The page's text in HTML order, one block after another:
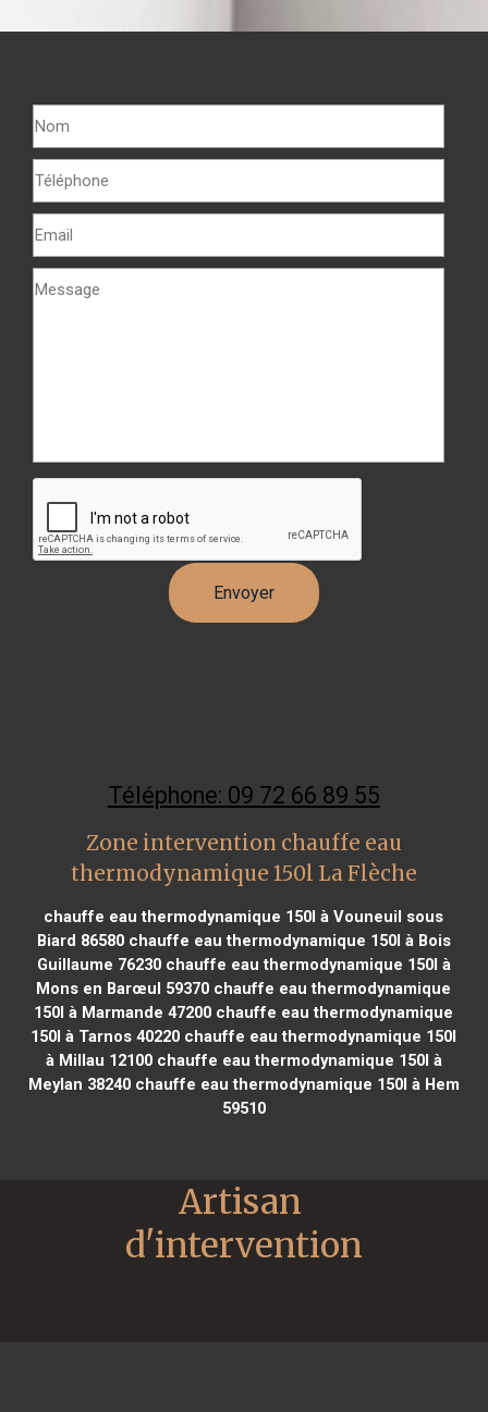
Téléphone: 09 72 66 89 55
Zone intervention chauffe eau
thermodynamique 150l La Flèche
chauffe eau thermodynamique 150l à Vouneuil sous
Biard 86580chauffe eau thermodynamique 150l à Bois
Guillaume 76230chauffe eau thermodynamique 150l à
Mons en Barœul 59370 chauffe eau thermodynamique
150l à Marmande 47200 chauffe eau thermodynamique
150l à Tarnos 40220 chauffe eau thermodynamique 150l
à Millau 12100chauffe eau thermodynamique 150l à
Meylan 38240chauffe eau thermodynamique 150l à Hem
59510
Artisan
d'intervention